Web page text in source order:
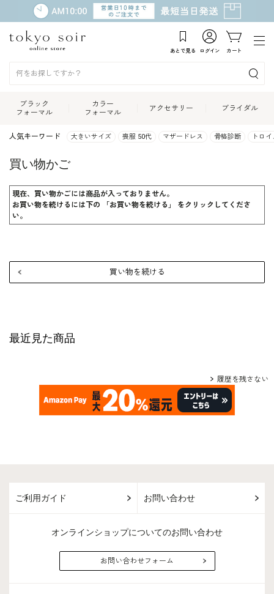
あとで見る ログイン カート
ブラック
フォーマル
カラー
フォーマル
アクセサリー ブライダル
人気キーワード 大きいサイズ 喪服 50代 マザードレス 骨格診断 トロ
買い物かご
現在、買い物かごには商品が入っておりません。
お買い物を続けるには下の 「お買い物を続ける」 をクリックしてくださ
い。
買い物を続ける
最近見た商品
履歴を残さない
ご利用ガイド お問い合わせ
オンラインショップについてのお問い合わせ
お問い合わせフォーム